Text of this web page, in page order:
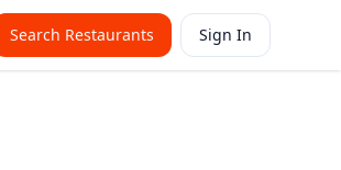
Search Restaurants Sign In